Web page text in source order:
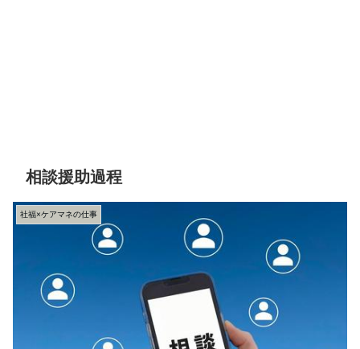
相談援助過程
社福×ケアマネの仕事